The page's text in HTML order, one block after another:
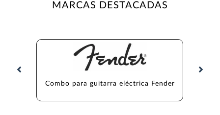
MARCAS DESTACADAS
Combo para guitarra eléctrica Fender